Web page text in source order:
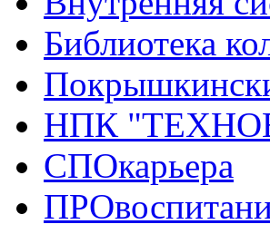
Библиотека
НПК
СПОкарьера